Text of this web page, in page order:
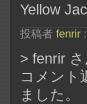
Yellow
投稿者 fenrir
> fenrir さ
コメント
ました。